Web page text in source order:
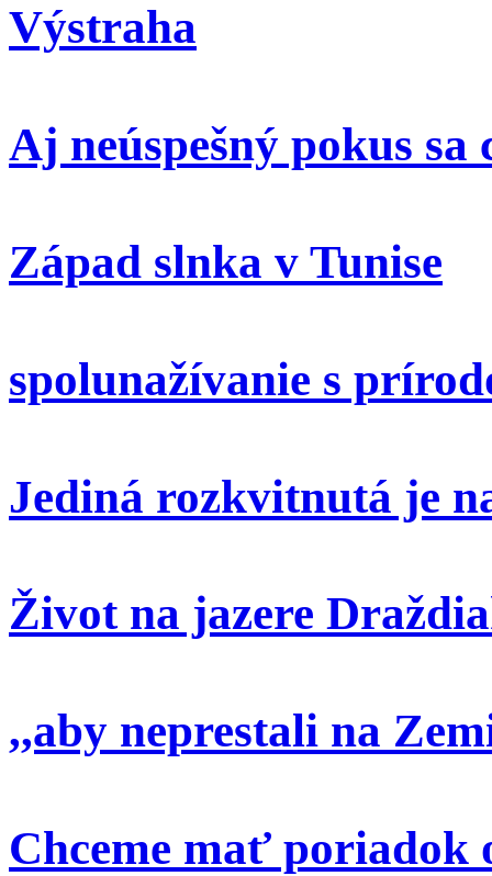
Výstraha
Aj neúspešný pokus sa
Západ slnka v Tunise
spolunažívanie s
Jediná rozkvitnutá je
Život na jazere
,,aby neprestali na
Chceme mať poriadok